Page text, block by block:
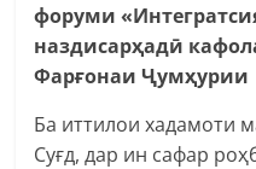
форуми
наздисарҳадӣ
Фарғонаи Ҷумҳурии
Ба иттилои хадамоти
Суғд, дар ин сафар